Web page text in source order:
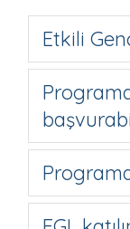
Etkili